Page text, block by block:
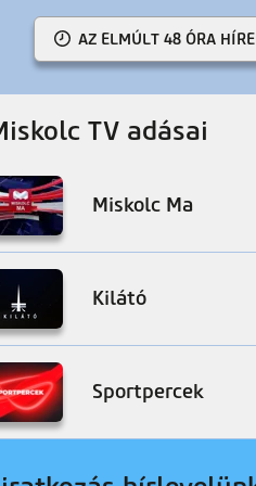
AZ ELMÚLT 48 ÓRA
TV adásai
Miskolc Ma
Kilátó
Sportpercek